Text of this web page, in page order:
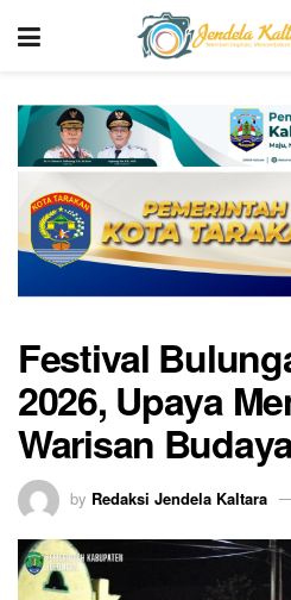
Festival
2026, Upaya
Warisan
by Redaksi Jendela Kaltara